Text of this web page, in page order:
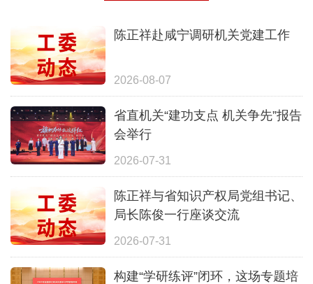
陈正祥赴咸宁调研机关党建工作
2026-08-07
省直机关“建功支点 机关争先”报告
会举行
2026-07-31
陈正祥与省知识产权局党组书记、
局长陈俊一行座谈交流
2026-07-31
构建“学研练评”闭环，这场专题培